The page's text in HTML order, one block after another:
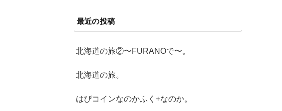
最近の投稿
北海道の旅②〜FURANOで〜。
北海道の旅。
はぴコインなのかふく+なのか。